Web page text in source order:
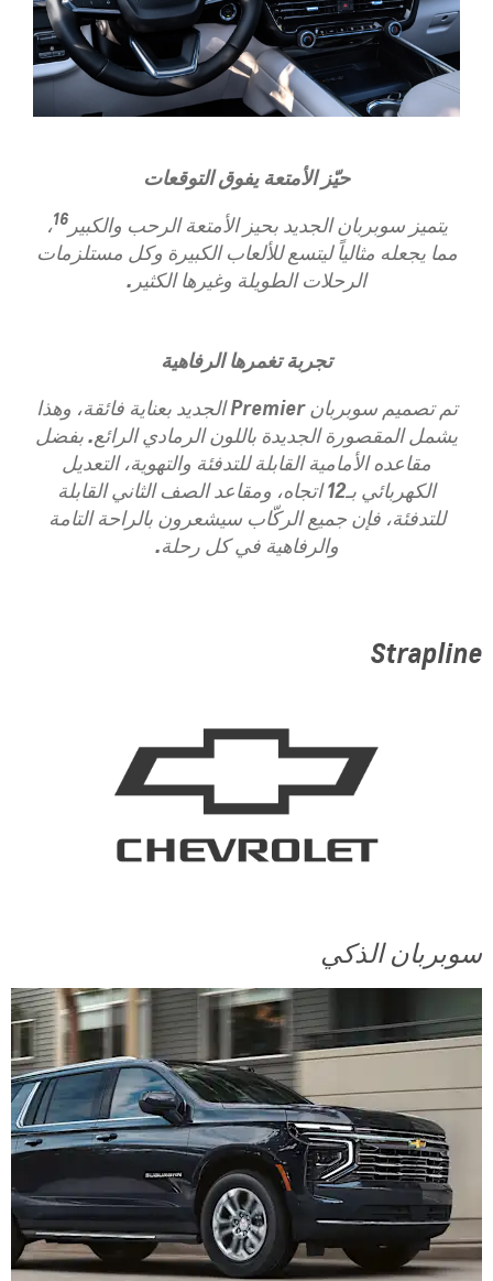
​حيّز الأمتعة يفوق التوقعات
يتميز سوبربان الجديد بحيز الأمتعة الرحب والكبير16،
مما يجعله مثالياً ليتسع للألعاب الكبيرة وكل مستلزمات
الرحلات الطويلة وغيرها الكثير.
​تجربة تغمرها الرفاهية
تم تصميم سوبربان Premier الجديد بعناية فائقة، وهذا
يشمل المقصورة الجديدة باللون الرمادي الرائع. بفضل
مقاعده الأمامية القابلة للتدفئة والتهوية، التعديل
الكهربائي بـ12 اتجاه، ومقاعد الصف الثاني القابلة
للتدفئة، فإن جميع الركّاب سيشعرون بالراحة التامة
والرفاهية في كل رحلة.
Strapline
سوبربان الذكي